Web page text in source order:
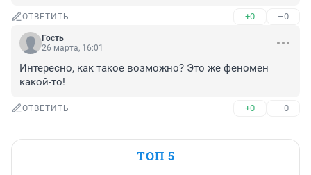
ОТВЕТИТЬ +0 –0
Гость
26 марта, 16:01
Интересно, как такое возможно? Это же феномен
какой-то!
ОТВЕТИТЬ +0 –0
ТОП 5